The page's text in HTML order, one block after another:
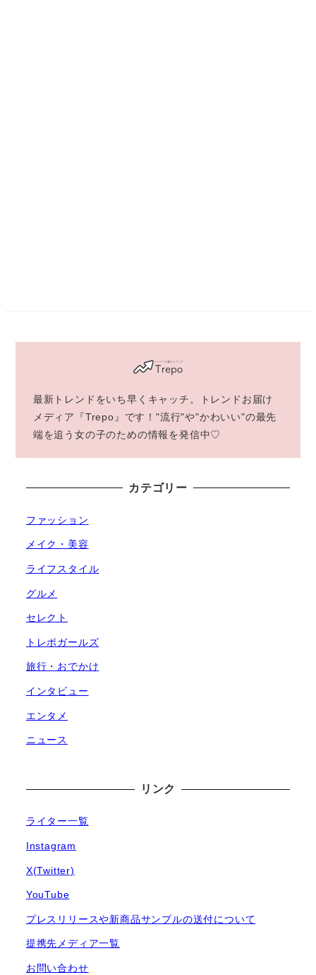
最新トレンドをいち早くキャッチ。トレンドお届け
メディア『Trepo』です！"流行"や"かわいい"の最先
端を追う女の子のための情報を発信中♡
カテゴリー
ファッション
メイク・美容
ライフスタイル
グルメ
セレクト
トレポガールズ
旅行・おでかけ
インタビュー
エンタメ
ニュース
リンク
ライター一覧
Instagram
X(Twitter)
YouTube
プレスリリースや新商品サンプルの送付について
提携先メディア一覧
お問い合わせ